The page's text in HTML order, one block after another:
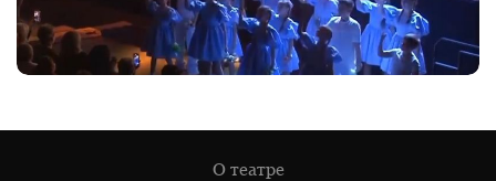
О театре